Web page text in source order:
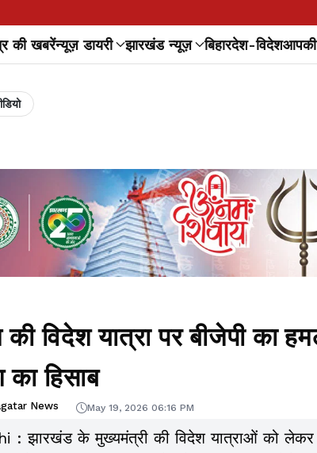
की खबरेंन्यूज़ डायरी झारखंड न्यूज़ बिहारदेश-विदेश
की विदेश यात्रा पर बीजेपी का
का हिसाब
News May 19, 2026 06:16 PM
: झारखंड के मुख्यमंत्री की विदेश यात्राओं को